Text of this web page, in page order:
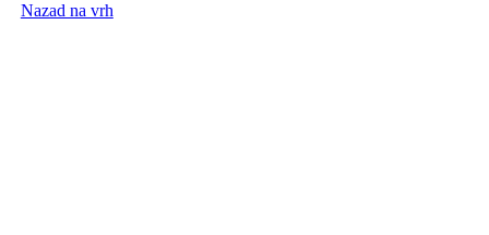
Nazad na vrh